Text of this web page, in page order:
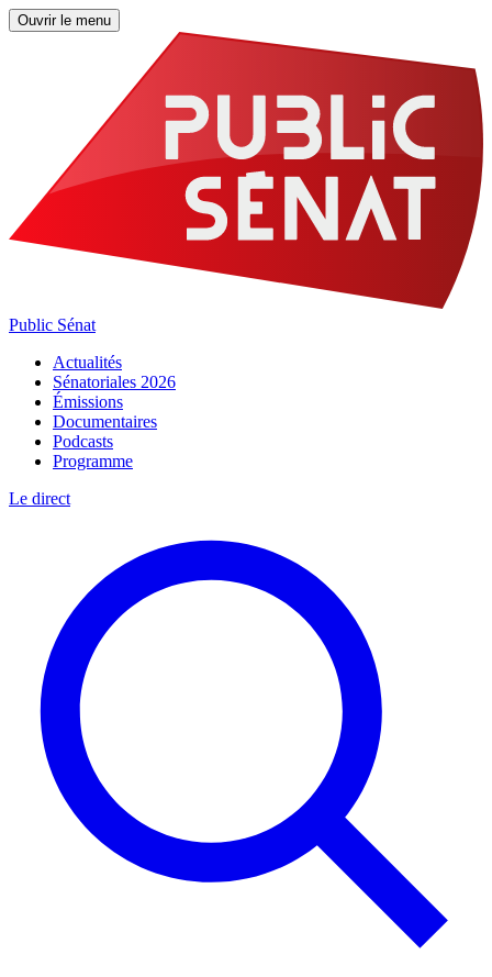
Ouvrir le menu
Public Sénat
Actualités
Sénatoriales 2026
Émissions
Documentaires
Podcasts
Programme
Le direct